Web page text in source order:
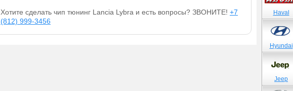
Хотите сделать чип тюнинг Lancia Lybra и есть вопросы? ЗВОНИТЕ! +7
(812) 999-3456
Haval
Hyundai
Jeep